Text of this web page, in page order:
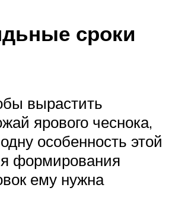
сроки
вырастить
ярового чеснока,
особенность этой
формирования
ему нужна